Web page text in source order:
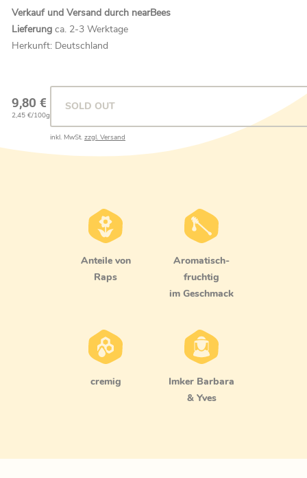
9,80 €
2,45 €/100g
SOLD OUT
inkl. MwSt. zzgl. Versand
Verkauf und Versand durch nearBees
Lieferung ca. 2-3 Werktage
Herkunft: Deutschland
Anteile von
Raps
aromatisch-
fruchtig
im Geschmack
cremig
Imker Barbara
& Yves